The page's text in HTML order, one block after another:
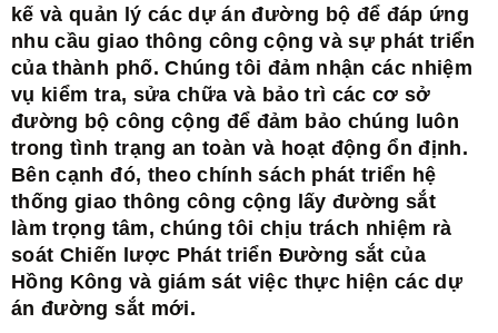
kế và quản lý các dự án đường bộ để đáp ứng
nhu cầu giao thông công cộng và sự phát triển
của thành phố. Chúng tôi đảm nhận các nhiệm
vụ kiểm tra, sửa chữa và bảo trì các cơ sở
đường bộ công cộng để đảm bảo chúng luôn
trong tình trạng an toàn và hoạt động ổn định.
Bên cạnh đó, theo chính sách phát triển hệ
thống giao thông công cộng lấy đường sắt
làm trọng tâm, chúng tôi chịu trách nhiệm rà
soát Chiến lược Phát triển Đường sắt của
Hồng Kông và giám sát việc thực hiện các dự
án đường sắt mới.